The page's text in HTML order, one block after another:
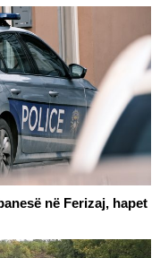
në Ferizaj, hapet